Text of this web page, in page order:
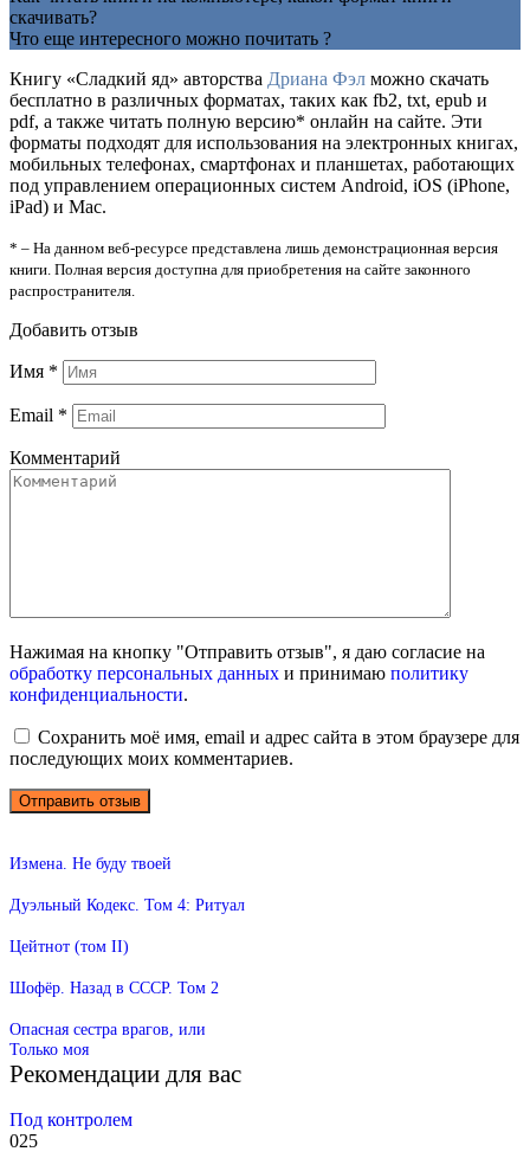
скачивать?
Что еще интересного можно почитать ?
Книгу «Сладкий яд» авторства Дриана Фэл можно скачать
бесплатно в различных форматах, таких как fb2, txt, epub и
pdf, а также читать полную версию* онлайн на сайте. Эти
форматы подходят для использования на электронных книгах,
мобильных телефонах, смартфонах и планшетах, работающих
под управлением операционных систем Android, iOS (iPhone,
iPad) и Mac.
* – На данном веб-ресурсе представлена лишь демонстрационная версия
книги. Полная версия доступна для приобретения на сайте законного
распространителя.
Добавить отзыв
Имя *
Email *
Комментарий
Нажимая на кнопку "Отправить отзыв", я даю согласие на
обработку персональных данных и принимаю политику
конфиденциальности.
Сохранить моё имя, email и адрес сайта в этом браузере для
последующих моих комментариев.
Измена. Не буду твоей
Дуэльный Кодекс. Том 4: Ритуал
Цейтнот (том II)
Шофёр. Назад в СССР. Том 2
Опасная сестра врагов, или
Только моя
Рекомендации для вас
Под контролем
025